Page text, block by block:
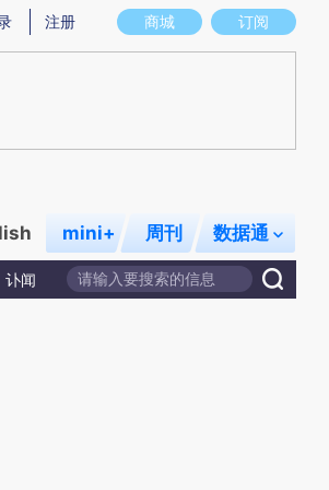
意图存在偏差。不代表财新观点和立场。推荐点击链
商城 订阅
注册
mini+ 周刊 数据通
讣闻